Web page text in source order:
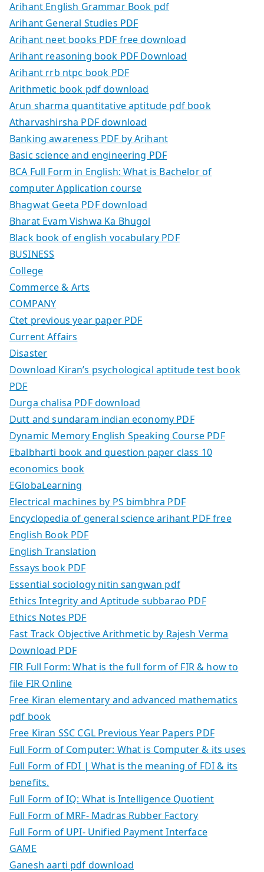
Arihant English Grammar Book pdf
Arihant General Studies PDF
Arihant neet books PDF free download
Arihant reasoning book PDF Download
Arihant rrb ntpc book PDF
Arithmetic book pdf download
Arun sharma quantitative aptitude pdf book
Atharvashirsha PDF download
Banking awareness PDF by Arihant
Basic science and engineering PDF
BCA Full Form in English: What is Bachelor of
computer Application course
Bhagwat Geeta PDF download
Bharat Evam Vishwa Ka Bhugol
Black book of english vocabulary PDF
BUSINESS
College
Commerce & Arts
COMPANY
Ctet previous year paper PDF
Current Affairs
Disaster
Download Kiran’s psychological aptitude test book
PDF
Durga chalisa PDF download
Dutt and sundaram indian economy PDF
Dynamic Memory English Speaking Course PDF
Ebalbharti book and question paper class 10
economics book
EGlobaLearning
Electrical machines by PS bimbhra PDF
Encyclopedia of general science arihant PDF free
English Book PDF
English Translation
Essays book PDF
Essential sociology nitin sangwan pdf
Ethics Integrity and Aptitude subbarao PDF
Ethics Notes PDF
Fast Track Objective Arithmetic by Rajesh Verma
Download PDF
FIR Full Form: What is the full form of FIR & how to
file FIR Online
Free Kiran elementary and advanced mathematics
pdf book
Free Kiran SSC CGL Previous Year Papers PDF
Full Form of Computer: What is Computer & its uses
Full Form of FDI | What is the meaning of FDI & its
benefits.
Full Form of IQ: What is Intelligence Quotient
Full Form of MRF- Madras Rubber Factory
Full Form of UPI- Unified Payment Interface
GAME
Ganesh aarti pdf download